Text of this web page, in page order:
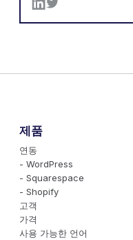
제품
연동
- WordPress
- Squarespace
- Shopify
고객
가격
사용 가능한 언어